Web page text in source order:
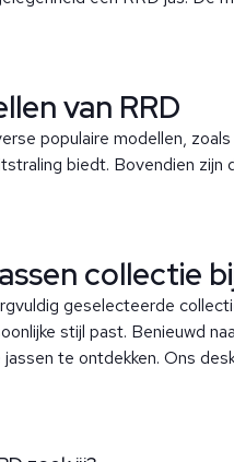
van RRD
populaire modellen,
biedt. Bovendien
collectie
geselecteerde
stijl past. Benieuwd
te ontdekken. Ons